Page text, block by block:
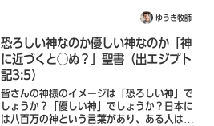
ゆうき牧師
恐ろしい神なのか優しい神なのか「神
に近づくと◯ぬ？」聖書（出エジプト
記3:5）
皆さんの神様のイメージは「恐ろしい神」で
しょうか？「優しい神」でしょうか？日本に
は八百万の神という言葉があり、ある人は、